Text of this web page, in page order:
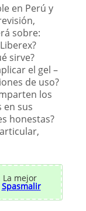
en Perú y
sobre:
sirve?
el gel –
de uso?
los
en sus
honestas?
La mejor
Spasmalir